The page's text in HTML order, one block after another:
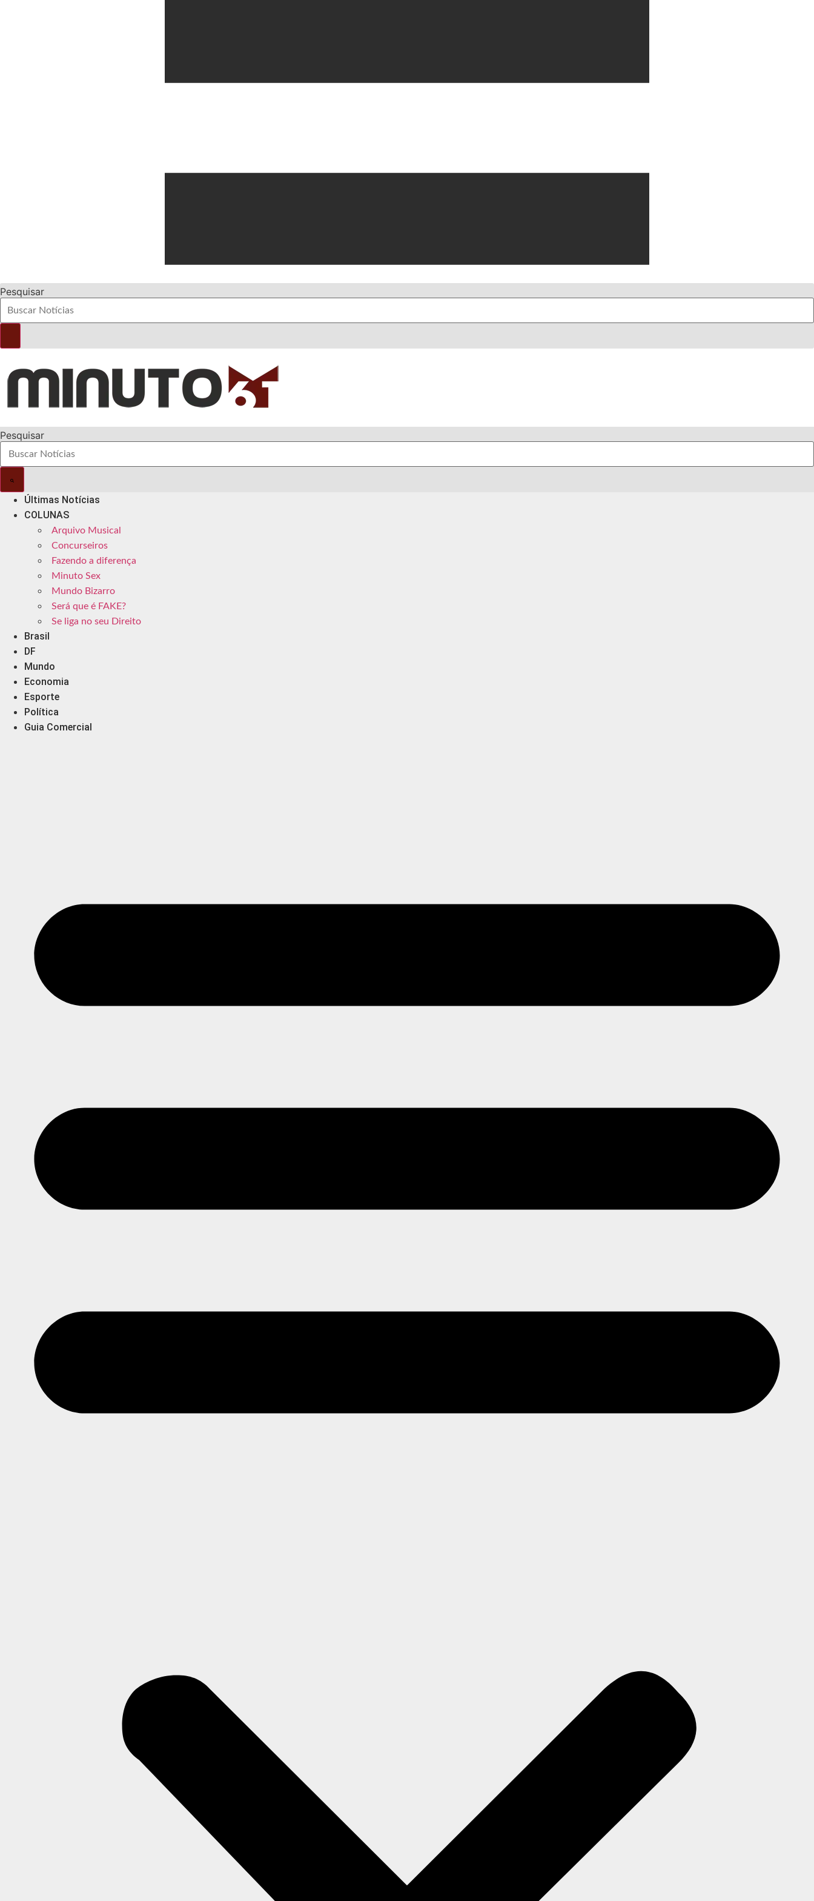
Pesquisar
Pesquisar
Últimas Notícias
COLUNAS
Arquivo Musical
Concurseiros
Fazendo a diferença
Minuto Sex
Mundo Bizarro
Será que é FAKE?
Se liga no seu Direito
Brasil
DF
Mundo
Economia
Esporte
Política
Guia Comercial